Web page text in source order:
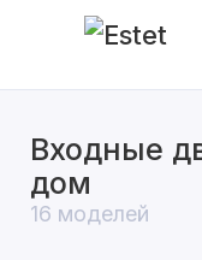
Входные
дом
16 моделей
В квартиру
В частный